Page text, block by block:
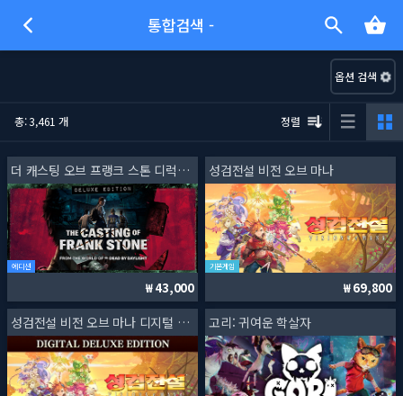
통합검색 -
옵션 검색
총: 3,461 개 정렬
더 캐스팅 오브 프랭크 스톤 디럭스 에디션
에디션
43,000
성검전설 비전 오브 마나
기본게임
69,800
성검전설 비전 오브 마나 디지털 디럭스 에디션 고리: 귀여운 학살자